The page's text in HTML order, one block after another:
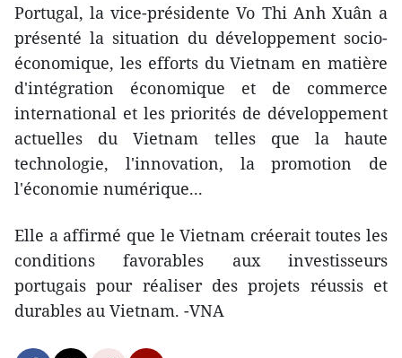
Portugal, la vice-présidente Vo Thi Anh Xuân a
présenté la situation du développement socio-
économique, les efforts du Vietnam en matière
d'intégration économique et de commerce
international et les priorités de développement
actuelles du Vietnam telles que la haute
technologie, l'innovation, la promotion de
l'économie numérique...
Elle a affirmé que le Vietnam créerait toutes les
conditions favorables aux investisseurs
portugais pour réaliser des projets réussis et
durables au Vietnam. -VNA